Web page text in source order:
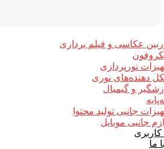
عکاسی و فیلم برداری
نورپردازی
دهنده‌های نوری
و گیمبال
جانبی تولید محتوا
جانبی موبایل
ما